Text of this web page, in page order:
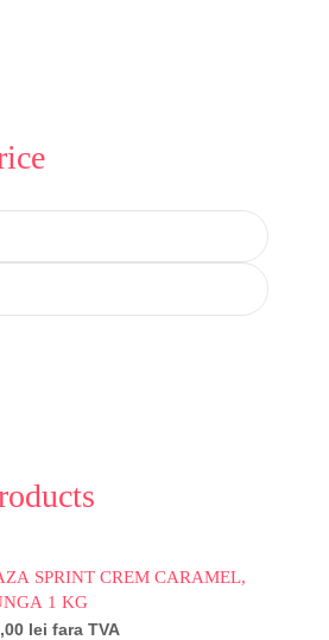
SPRINT CREM CARAMEL,
1 KG
lei fara TVA